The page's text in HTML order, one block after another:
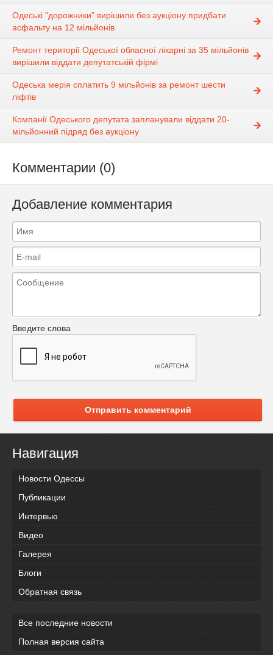
Одеські "дорожники" вирішили без аукціону придбати
асфальту на 12 мільйонів
Ремонт території Одеської обласної лікарні за 35 мільйонів
вирішили віддати депутатській фірмі
Одеська мерія сплатить 9 мільйонів за ремонт шести
ліфтів
Компанії Одеського депутата запланували віддати 20-
мільйонний підряд без аукціону
Комментарии (0)
Добавление комментария
Введите слова
Отправить комментарий
Навигация
Новости Одессы
Публикации
Интервью
Видео
Галерея
Блоги
Обратная связь
Все последние новости
Полная версия сайта